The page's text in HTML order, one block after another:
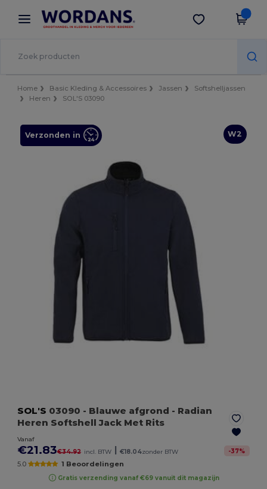
× Wordans-app
Betere prijzen in de app!
Download app
Home Basic Kleding & Accessoires Jassen
Softshelljassen
Heren
SOL'S 03090
W2
Verzonden in
SOL'S 03090 - Blauwe afgrond - Radian
Heren Softshell Jack Met Rits
Vanaf
€21.83€34.92 incl. BTW | €18.04zonder BTW -37%
5.0 1 Beoordelingen
Gratis verzending vanaf €69 vanuit dit magazijn